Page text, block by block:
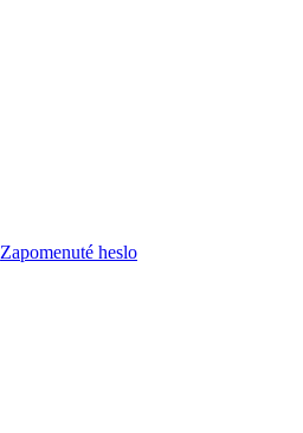
Zapomenuté heslo